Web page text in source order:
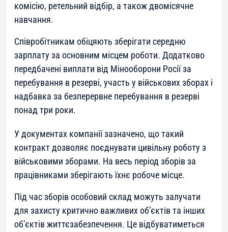
комісію, ретельний відбір, а також двомісячне
навчання.
Співробітникам обіцяють зберігати середню
зарплату за основним місцем роботи. Додатково
передбачені виплати від Мінооборони Росії за
перебування в резерві, участь у військових зборах і
надбавка за безперервне перебування в резерві
понад три роки.
У документах компанії зазначено, що такий
контракт дозволяє поєднувати цивільну роботу з
військовими зборами. На весь період зборів за
працівниками зберігають їхнє робоче місце.
Під час зборів особовий склад можуть залучати
для захисту критично важливих об’єктів та інших
об’єктів життєзабезпечення. Це відбуватиметься